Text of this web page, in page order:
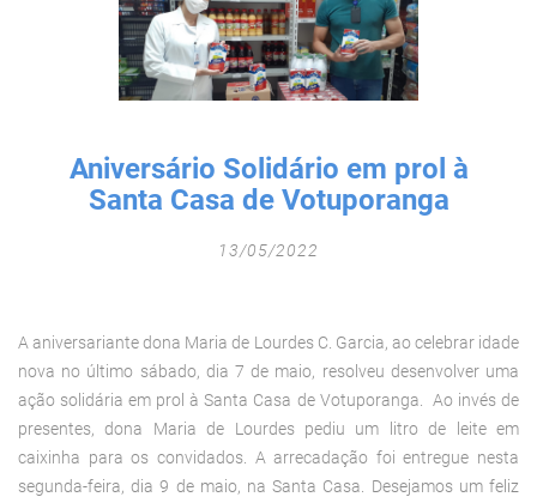
TODOS OS CAMPOS SÃO OBRIGATÓRIOS.
Aniversário Solidário em prol à
Santa Casa de Votuporanga
13/05/2022
A aniversariante dona Maria de Lourdes C. Garcia, ao celebrar idade
nova no último sábado, dia 7 de maio, resolveu desenvolver uma
ação solidária em prol à Santa Casa de Votuporanga. Ao invés de
presentes, dona Maria de Lourdes pediu um litro de leite em
caixinha para os convidados. A arrecadação foi entregue nesta
segunda-feira, dia 9 de maio, na Santa Casa. Desejamos um feliz